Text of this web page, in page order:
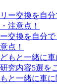
交換を自分
点！
と一緒に車